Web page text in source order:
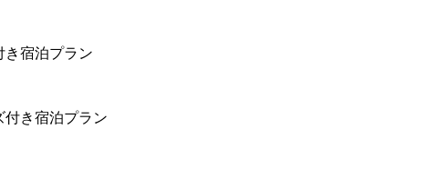
宿泊プラン
き宿泊プラン